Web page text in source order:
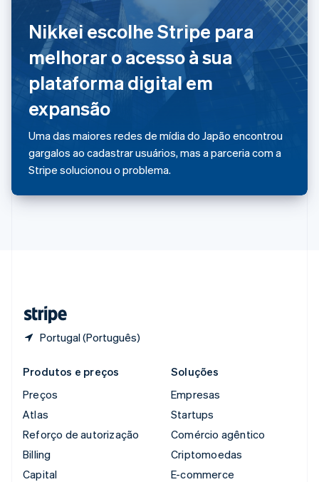
Nikkei escolhe Stripe para
melhorar o acesso à sua
plataforma digital em
expansão
Uma das maiores redes de mídia do Japão encontrou
gargalos ao cadastrar usuários, mas a parceria com a
Stripe solucionou o problema.
Portugal (Português)
NederlandsEnglish
Polônia
English
Portugal
Português
RAE de Hong Kong, China
简体中文
Reino Unido
English
República Tcheca
English
Romênia
Singapura
Produtos e preços
Preços
Atlas
Reforço de autorização
Billing
Capital
Soluções
Empresas
Startups
Comércio agêntico
Criptomoedas
E-commerce